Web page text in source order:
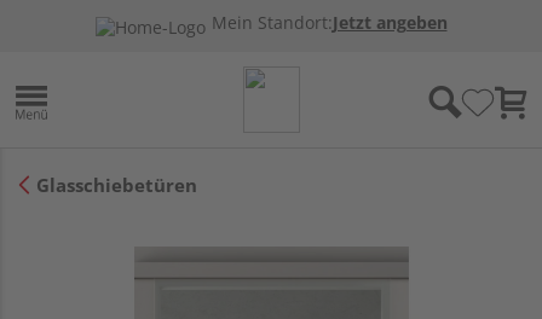
Mein Standort:Jetzt angeben
Glasschiebetüren